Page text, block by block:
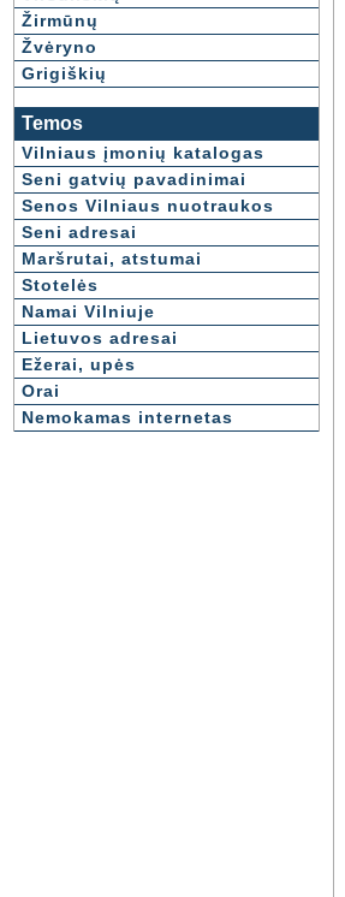
Žirmūnų
Žvėryno
Grigiškių
Temos
Vilniaus įmonių katalogas
Seni gatvių pavadinimai
Senos Vilniaus nuotraukos
Seni adresai
Maršrutai, atstumai
Stotelės
Namai Vilniuje
Lietuvos adresai
Ežerai, upės
Orai
Nemokamas internetas